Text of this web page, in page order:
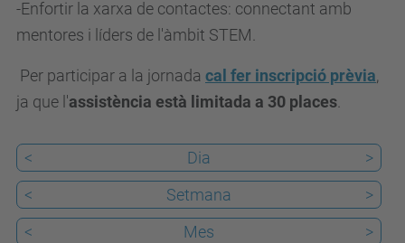
s
s
o
s
-
e
m
-Enfortir la xarxa de contactes: connectant amb
mentores i líders de l'àmbit STEM.
Per participar a la jornada cal fer inscripció prèvia,
ja que l'assistència està limitada a 30 places.
< Dia
>
<
Setmana
>
<
Mes >